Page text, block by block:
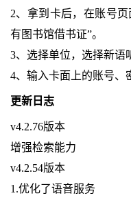
2、拿到卡后，在账号
有图书馆借书证”。
3、选择单位，选择新语
4、输入卡面上的账号、
更新日志
v4.2.76版本
增强检索能力
v4.2.54版本
1.优化了语音服务